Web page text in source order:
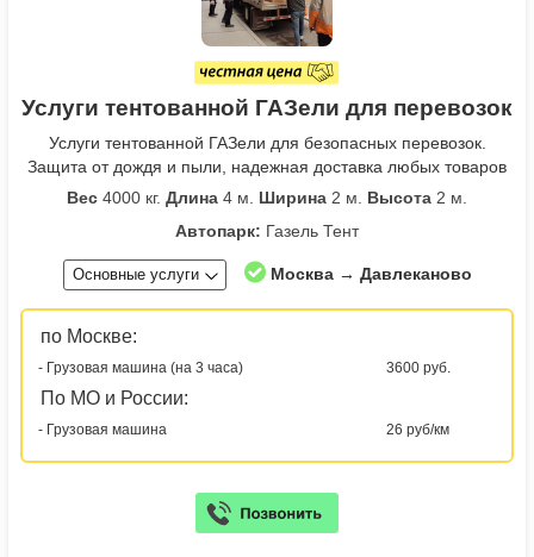
Услуги тентованной ГАЗели для перевозок
Услуги тентованной ГАЗели для безопасных перевозок.
Защита от дождя и пыли, надежная доставка любых товаров
Вес 4000 кг. Длина 4 м. Ширина 2 м. Высота 2 м.
Автопарк: Газель Тент
Основные услуги Москва → Давлеканово
по Москве:
- Грузовая машина (на 3 часа) 3600 руб.
По МО и России:
- Грузовая машина 26 руб/км